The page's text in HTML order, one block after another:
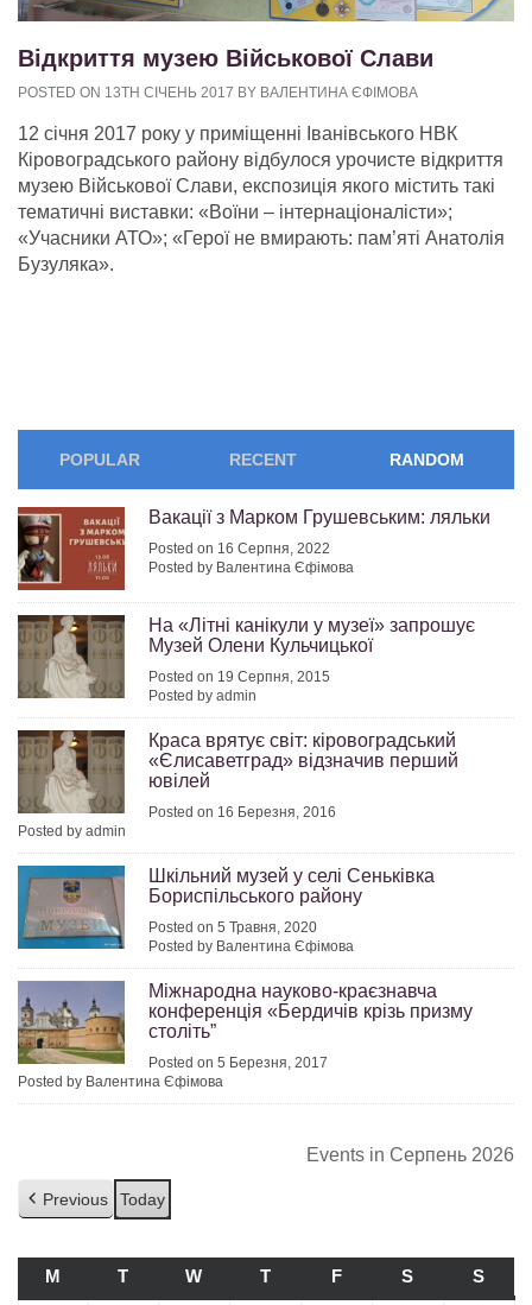
Відкриття музею Військової Слави
POSTED ON 13TH СІЧЕНЬ 2017 BY ВАЛЕНТИНА ЄФІМОВА
12 січня 2017 року у приміщенні Іванівського НВК
Кіровоградського району відбулося урочисте відкриття
музею Військової Слави, експозиція якого містить такі
тематичні виставки: «Воїни – інтернаціоналісти»;
«Учасники АТО»; «Герої не вмирають: пам’яті Анатолія
Бузуляка».
POPULAR RECENT RANDOM
Вакації з Марком Грушевським: ляльки
Posted on 16 Серпня, 2022
Posted by Валентина Єфімова
На «Літні канікули у музеї» запрошує
Музей Олени Кульчицької
Posted on 19 Серпня, 2015
Posted by admin
Краса врятує світ: кіровоградський
«Єлисаветград» відзначив перший
ювілей
Posted on 16 Березня, 2016
Posted by admin
Шкільний музей у селі Сеньківка
Бориспільського району
Posted on 5 Травня, 2020
Posted by Валентина Єфімова
Міжнародна науково-краєзнавча
конференція «Бердичів крізь призму
століть”
Posted on 5 Березня, 2017
Posted by Валентина Єфімова
Events in Серпень 2026
Previous Today
M ПОНЕДІЛОК
T ВІВТОРОК
W СЕРЕДА
TЧЕТВЕР
FП’ЯТНИЦЯ
S СУБОТА
S